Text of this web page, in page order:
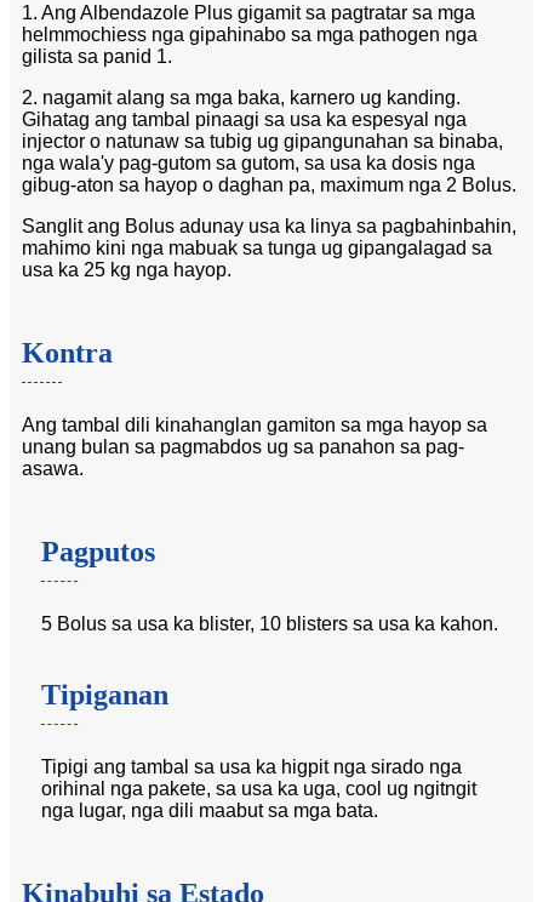
1. Ang Albendazole Plus gigamit sa pagtratar sa mga
helmmochiess nga gipahinabo sa mga pathogen nga
gilista sa panid 1.
2. nagamit alang sa mga baka, karnero ug kanding.
Gihatag ang tambal pinaagi sa usa ka espesyal nga
injector o natunaw sa tubig ug gipangunahan sa binaba,
nga wala'y pag-gutom sa gutom, sa usa ka dosis nga
gibug-aton sa hayop o daghan pa, maximum nga 2 Bolus.
Sanglit ang Bolus adunay usa ka linya sa pagbahinbahin,
mahimo kini nga mabuak sa tunga ug gipangalagad sa
usa ka 25 kg nga hayop.
Kontra
Ang tambal dili kinahanglan gamiton sa mga hayop sa
unang bulan sa pagmabdos ug sa panahon sa pag-
asawa.
Pagputos
5 Bolus sa usa ka blister, 10 blisters sa usa ka kahon.
Tipiganan
Tipigi ang tambal sa usa ka higpit nga sirado nga
orihinal nga pakete, sa usa ka uga, cool ug ngitngit
nga lugar, nga dili maabut sa mga bata.
Kinabuhi sa Estado